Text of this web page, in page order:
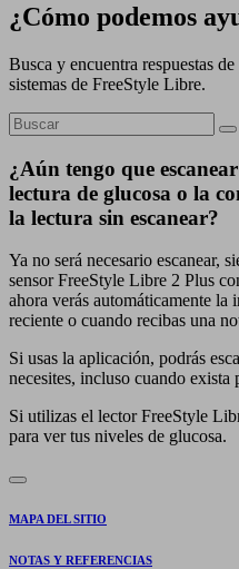
¿Cómo podemos
Busca y encuentra respuestas
sistemas de FreeStyle Libre.
¿Aún tengo que
lectura de glucosa o la
la lectura sin escanear?
Ya no será necesario escanear,
sensor FreeStyle Libre 2 Plus
ahora verás automáticamente la
reciente o cuando recibas una
Si usas la aplicación, podrás
necesites, incluso cuando exista
Si utilizas el lector FreeStyle
para ver tus niveles de glucosa.
MAPA DEL SITIO
NOTAS Y REFERENCIAS